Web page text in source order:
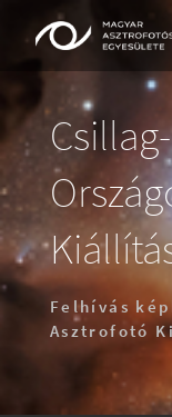
Felhívás
Asztrofotó